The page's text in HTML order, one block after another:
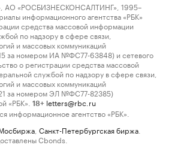
«РОСБИЗНЕСКОНСАЛТИНГ», 1995–
информационного агентства «РБК»
средства массовой информации
по надзору в сфере связи,
и массовых коммуникаций
за номером ИА №ФС77-63848) и сетевого
о регистрации средства массовой
службой по надзору в сфере связи,
и массовых коммуникаций
за номером ЭЛ №ФС77-82385)
«РБК».
18+ letters@rbc.ru
информационное агентство «РБК».
Санкт-Петербургская биржа
Cbonds.